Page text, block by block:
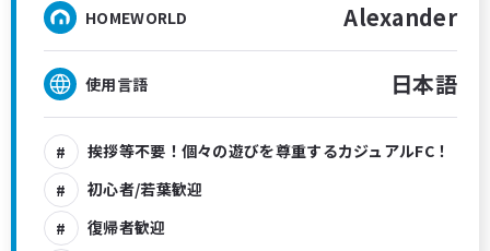
HOMEWORLD Alexander
使用言語 日本語
挨拶等不要！個々の遊びを尊重するカジュアルFC！
初心者/若葉歓迎
復帰者歓迎